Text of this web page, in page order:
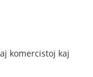
komercistoj kaj